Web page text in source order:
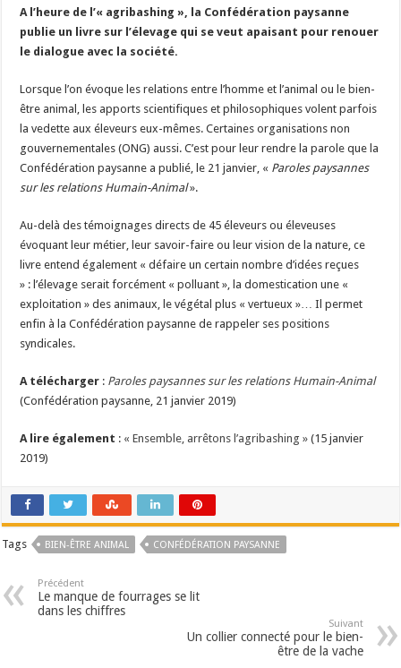
Un été fructueux pour Lactalis
A l’heure de l’« agribashing », la Confédération paysanne
publie un livre sur l’élevage qui se veut apaisant pour renouer
le dialogue avec la société.
Lorsque l’on évoque les relations entre l’homme et l’animal ou le bien-
être animal, les apports scientifiques et philosophiques volent parfois
la vedette aux éleveurs eux-mêmes. Certaines organisations non
gouvernementales (ONG) aussi. C’est pour leur rendre la parole que la
Confédération paysanne a publié, le 21 janvier, « Paroles paysannes
sur les relations Humain-Animal».
Au-delà des témoignages directs de 45 éleveurs ou éleveuses
évoquant leur métier, leur savoir-faire ou leur vision de la nature, ce
livre entend également « défaire un certain nombre d’idées reçues
» : l’élevage serait forcément « polluant », la domestication une «
exploitation » des animaux, le végétal plus « vertueux »… Il permet
enfin à la Confédération paysanne de rappeler ses positions
syndicales.
A télécharger : Paroles paysannes sur les relations Humain-Animal
(Confédération paysanne, 21 janvier 2019)
A lire également : « Ensemble, arrêtons l’agribashing » (15 janvier
2019)
Tags BIEN-ÊTRE ANIMAL CONFÉDÉRATION PAYSANNE
Précédent
Le manque de fourrages se lit
dans les chiffres
Suivant
Un collier connecté pour le bien-
être de la vache